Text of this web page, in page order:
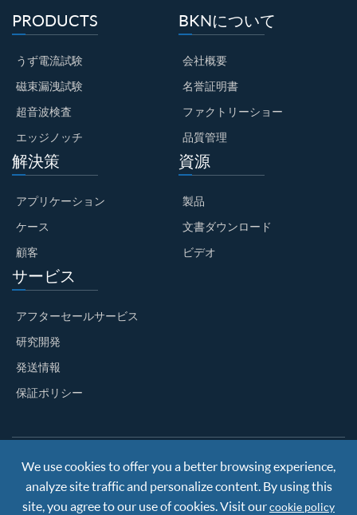
PRODUCTS
うず電流試験
磁束漏洩試験
超音波検査
エッジノッチ
BKNについて
会社概要
名誉証明書
ファクトリーショー
品質管理
解決策
アプリケーション
ケース
顧客
資源
製品
文書ダウンロード
ビデオ
サービス
アフターセールサービス
研究開発
発送情報
保証ポリシー
Copyright ©Nanjing BKN Automation System Co.,LTD.All
Rights Reserved
Sitemap
Privacy Policy
We use cookies to offer you a better browsing experience,
analyze site traffic and personalize content. By using this
site, you agree to our use of cookies. Visit ourcookie policy